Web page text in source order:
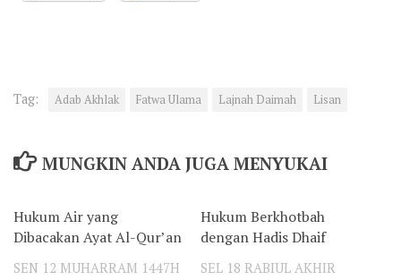
Tag: Adab Akhlak Fatwa Ulama Lajnah Daimah Lisan
MUNGKIN ANDA JUGA MENYUKAI
Hukum Air yang
Dibacakan Ayat Al-Qur’an
SEN 12 MUHARRAM 1447H
Hukum Berkhotbah
dengan Hadis Dhaif
SEL 18 RABIUL AKHIR